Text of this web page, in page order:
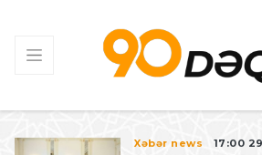
Xəbər news 17:00